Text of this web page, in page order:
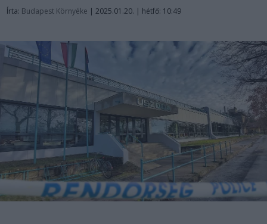
Írta: Budapest Környéke | 2025.01.20. | hétfő: 10:49